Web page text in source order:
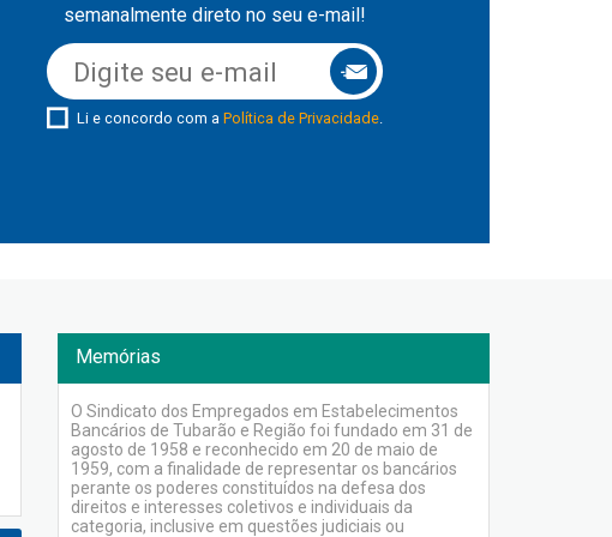
semanalmente direto no seu e-mail!
Li e concordo com aPolítica de Privacidade.
Memórias
O Sindicato dos Empregados em Estabelecimentos
Bancários de Tubarão e Região foi fundado em 31 de
agosto de 1958 e reconhecido em 20 de maio de
1959, com a finalidade de representar os bancários
perante os poderes constituídos na defesa dos
direitos e interesses coletivos e individuais da
categoria, inclusive em questões judiciais ou